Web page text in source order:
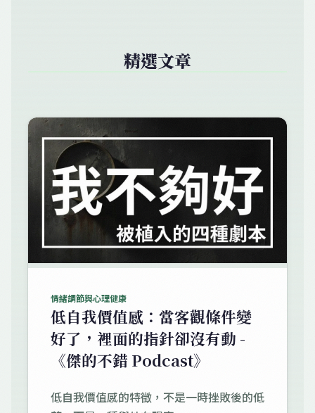
精選文章
情緒調節與心理健康
低自我價值感：當客觀條件變
好了，裡面的指針卻沒有動 -
《傑的不錯 Podcast》
低自我價值感的特徵，不是一時挫敗後的低